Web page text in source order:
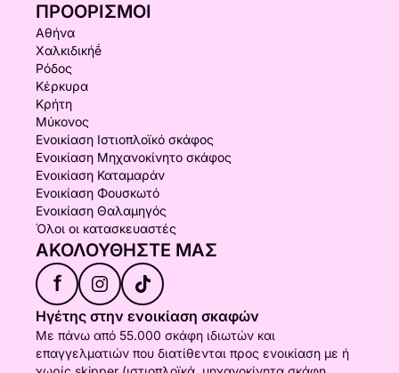
ΠΡΟΟΡΙΣΜΟΊ
Αθήνα
Χαλκιδικήḗ
Ρόδος
Κέρκυρα
Κρήτη
Μύκονος
Ενοικίαση Ιστιοπλοϊκό σκάφος
Ενοικίαση Μηχανοκίνητο σκάφος
Ενοικίαση Καταμαράν
Ενοικίαση Φουσκωτό
Ενοικίαση Θαλαμηγός
Όλοι οι κατασκευαστές
ΑΚΟΛΟΥΘΉΣΤΕ ΜΑΣ
f
Ηγέτης στην ενοικίαση σκαφών
Με πάνω από 55.000 σκάφη ιδιωτών και
επαγγελματιών που διατίθενται προς ενοικίαση με ή